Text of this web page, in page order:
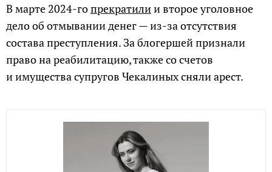
В марте 2024-гопрекратилии второе уголовное
дело об отмывании денег — из-за отсутствия
состава преступления. За блогершей признали
право на реабилитацию, также со счетов
и имущества супругов Чекалиных сняли арест.